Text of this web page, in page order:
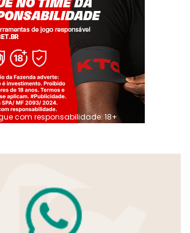
com responsabilidade. 18+